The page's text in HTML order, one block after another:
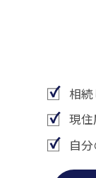
相
現
自